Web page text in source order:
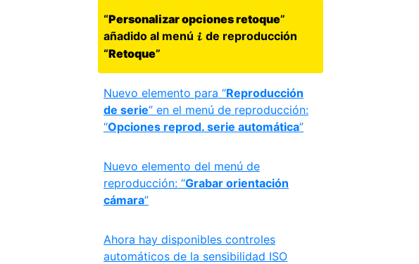
“Personalizar opciones retoque”
añadido al menú i de reproducción
“Retoque”
Nuevo elemento para “Reproducción
de serie” en el menú de reproducción:
“Opciones reprod. serie automática”
Nuevo elemento del menú de
reproducción: “Grabar orientación
cámara”
Ahora hay disponibles controles
automáticos de la sensibilidad ISO